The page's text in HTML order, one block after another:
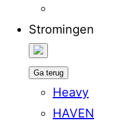
Stromingen
Ga terug
Heavy
HAVEN